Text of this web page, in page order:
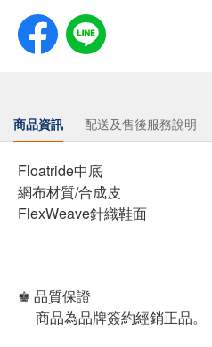
商品資訊 配送及售後服務說明
Floatride中底
網布材質/合成皮
FlexWeave針織鞋面
♚ 品質保證
商品為品牌簽約經銷正品。